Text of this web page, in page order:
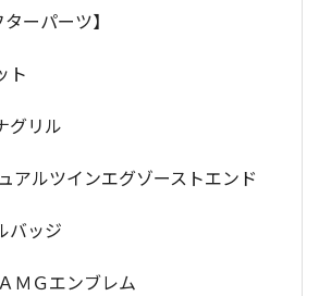
ーパーツ】
ト
グリル
アルツインエグゾーストエンド
バッジ
ＭＧエンブレム